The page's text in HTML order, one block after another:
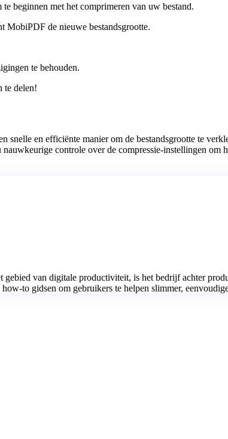
beginnen met het comprimeren van uw bestand.
MobiPDF de nieuwe bestandsgrootte.
te behouden.
te delen!
snelle en efficiënte manier om de bestandsgrootte te
controle over de compressie-instellingen
gebied van digitale productiviteit, is het bedrijf achter
to gidsen om gebruikers te helpen slimmer,